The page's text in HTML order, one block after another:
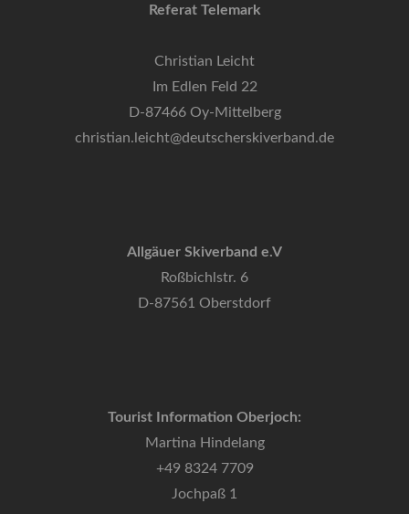
Referat Telemark
Christian Leicht
Im Edlen Feld 22
D-87466 Oy-Mittelberg
christian.leicht@deutscherskiverband.de
Allgäuer Skiverband e.V
Roßbichlstr. 6
D-87561 Oberstdorf
Tourist Information Oberjoch:
Martina Hindelang
+49 8324 7709
Jochpaß 1